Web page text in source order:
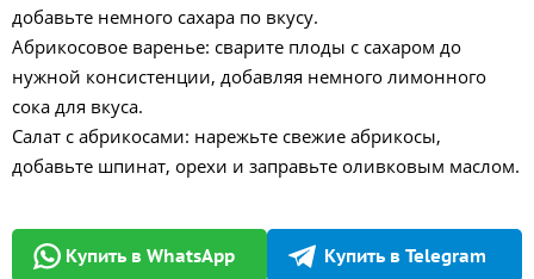
добавьте немного сахара по вкусу.
Абрикосовое варенье: сварите плоды с сахаром до
нужной консистенции, добавляя немного лимонного
сока для вкуса.
Салат с абрикосами: нарежьте свежие абрикосы,
добавьте шпинат, орехи и заправьте оливковым маслом.
Купить в WhatsApp Купить в Telegram